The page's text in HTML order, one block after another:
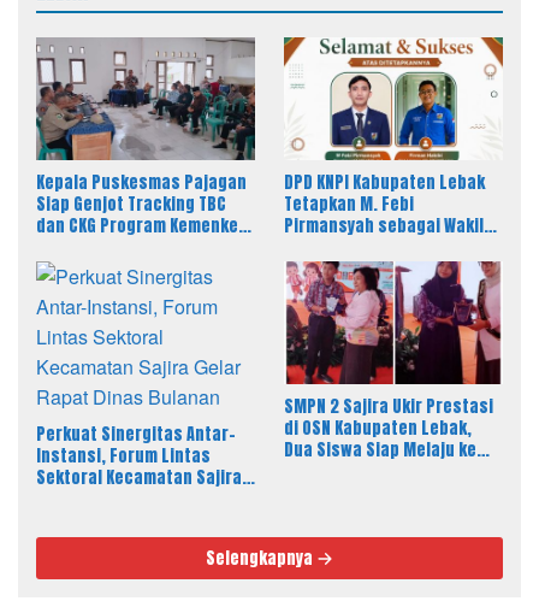
Kepala Puskesmas Pajagan
Siap Genjot Tracking TBC
dan CKG Program Kemenkes
DPD KNPI Kabupaten Lebak
Tetapkan M. Febi
Pirmansyah sebagai Wakil
Amanah Besar
Perkuat Sinergitas Antar-
Instansi, Forum Lintas
Sektoral Kecamatan Sajira
SMPN 2 Sajira Ukir Prestasi
di OSN Kabupaten Lebak,
Dua Siswa Siap Melaju ke
Selengkapnya